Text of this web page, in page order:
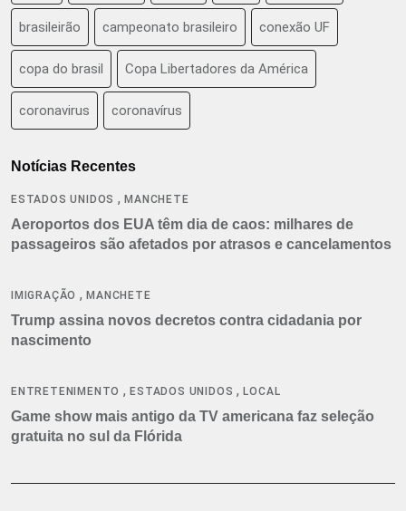
brasileirão campeonato brasileiro conexão UF
copa do brasil Copa Libertadores da América
coronavirus coronavírus
Notícias Recentes
ESTADOS UNIDOS ,MANCHETE
Aeroportos dos EUA têm dia de caos: milhares de
passageiros são afetados por atrasos e cancelamentos
IMIGRAÇÃO ,MANCHETE
Trump assina novos decretos contra cidadania por
nascimento
ENTRETENIMENTO ,ESTADOS UNIDOS ,LOCAL
Game show mais antigo da TV americana faz seleção
gratuita no sul da Flórida